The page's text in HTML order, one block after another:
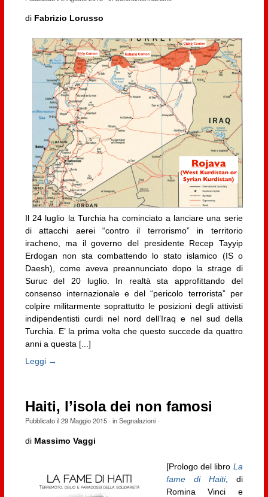
di Fabrizio Lorusso
Il 24 luglio la Turchia ha cominciato a lanciare una serie
di attacchi aerei “contro il terrorismo” in territorio
iracheno, ma il governo del presidente Recep Tayyip
Erdogan non sta combattendo lo stato islamico (IS o
Daesh), come aveva preannunciato dopo la strage di
Suruc del 20 luglio. In realtà sta approfittando del
consenso internazionale e del “pericolo terrorista” per
colpire militarmente soprattutto le posizioni degli attivisti
indipendentisti curdi nel nord dell’Iraq e nel sud della
Turchia. E’ la prima volta che questo succede da quattro
anni a questa [...]
Leggi →
Haiti, l’isola dei non famosi
Pubblicato il29 Maggio 2015· inSegnalazioni·
di Massimo Vaggi
[Prologo del libro La
fame di Haiti, di
Romina Vinci e